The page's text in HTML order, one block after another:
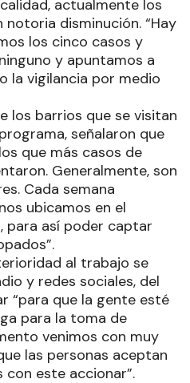
actualmente los
disminución. “Hay
los cinco casos y
y apuntamos a
la vigilancia por medio
los barrios que se visitan
señalaron que
que más casos de
Generalmente, son
Cada semana
ubicamos en el
para así poder captar
al trabajo se
y redes sociales, del
“para que la gente esté
para la toma de
venimos con muy
las personas aceptan
este accionar”.